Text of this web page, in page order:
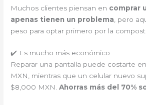
Muchos clientes piensan en comprar
apenas tienen un problema , pero
peso para optar primero por la
✔️ Es mucho más económico
Reparar una pantalla puede costarte
MXN, mientras que un celular nuevo
$8,000 MXN.Ahorras más del 70%